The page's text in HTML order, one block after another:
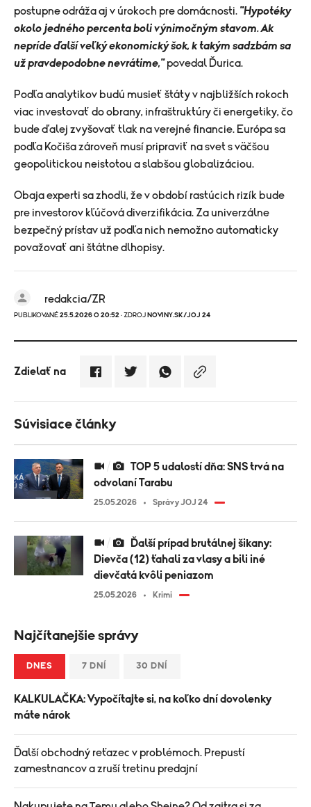
postupne odráža aj v úrokoch pre domácnosti. "Hypotéky
okolo jedného percenta boli výnimočným stavom. Ak
nepríde ďalší veľký ekonomický šok, k takým sadzbám sa
už pravdepodobne nevrátime,"povedal Ďurica.
Podľa analytikov budú musieť štáty v najbližších rokoch
viac investovať do obrany, infraštruktúry či energetiky, čo
bude ďalej zvyšovať tlak na verejné financie. Európa sa
podľa Kočiša zároveň musí pripraviť na svet s väčšou
geopolitickou neistotou a slabšou globalizáciou.
Obaja experti sa zhodli, že v období rastúcich rizík bude
pre investorov kľúčová diverzifikácia. Za univerzálne
bezpečný prístav už podľa nich nemožno automaticky
považovať ani štátne dlhopisy.
redakcia/ZR
PUBLIKOVANÉ 25.5.2026 O 20:52 · ZDROJ NOVINY.SK/JOJ 24
Zdielať na
Súvisiace články
odvolaní Tarabu
25.05.2026 Správy JOJ 24
Dievča (12) ťahali za vlasy a bili iné
dievčatá kvôli peniazom
25.05.2026 Krimi
Najčítanejšie správy
DNES 7 DNÍ 30 DNÍ
KALKULAČKA: Vypočítajte si, na koľko dní dovolenky
máte nárok
Ďalší obchodný reťazec v problémoch. Prepustí
zamestnancov a zruší tretinu predajní